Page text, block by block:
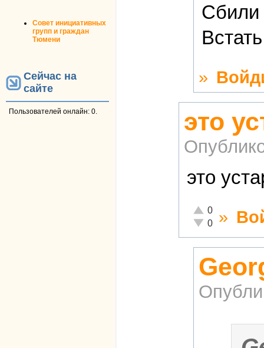
Совет инициативных
групп и граждан
Тюмени
Сейчас на
сайте
Пользователей онлайн: 0.
Сбили
»
это
это
Отлично!
0
Неадекватно!
0 »